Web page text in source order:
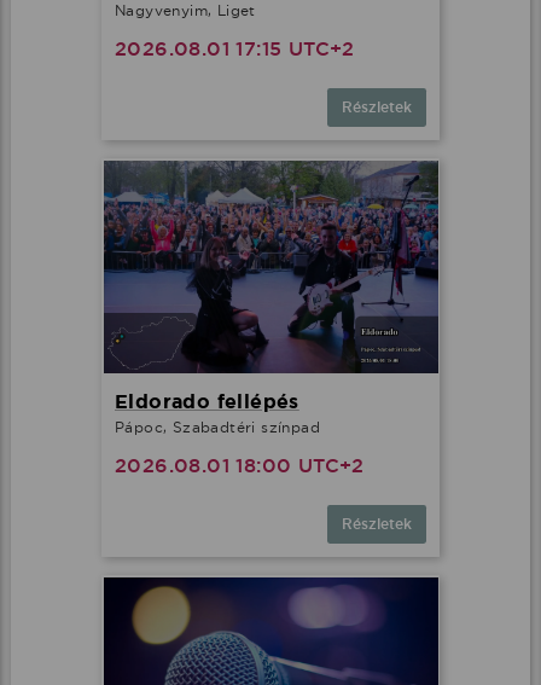
Nagyvenyim, Liget
2026.08.01 17:15 UTC+2
Részletek
Eldorado fellépés
Pápoc, Szabadtéri színpad
2026.08.01 18:00 UTC+2
Részletek